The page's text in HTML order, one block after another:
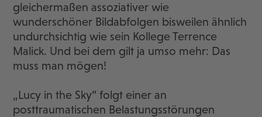
gleichermaßen assoziativer wie
wunderschöner Bildabfolgen bisweilen ähnlich
undurchsichtig wie sein Kollege Terrence
Malick. Und bei dem gilt ja umso mehr: Das
muss man mögen!
„Lucy in the Sky“ folgt einer an
posttraumatischen Belastungsstörungen